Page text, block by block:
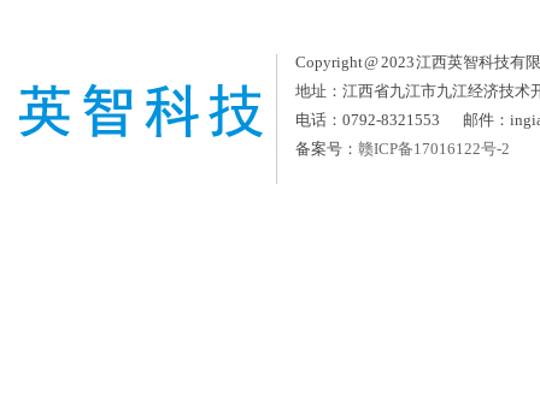
Copyright @ 2023 江西英智科技有
地址：江西省九江市九江经济技术
电话：0792-8321553 邮件：
备案号： 赣ICP备17016122号-2